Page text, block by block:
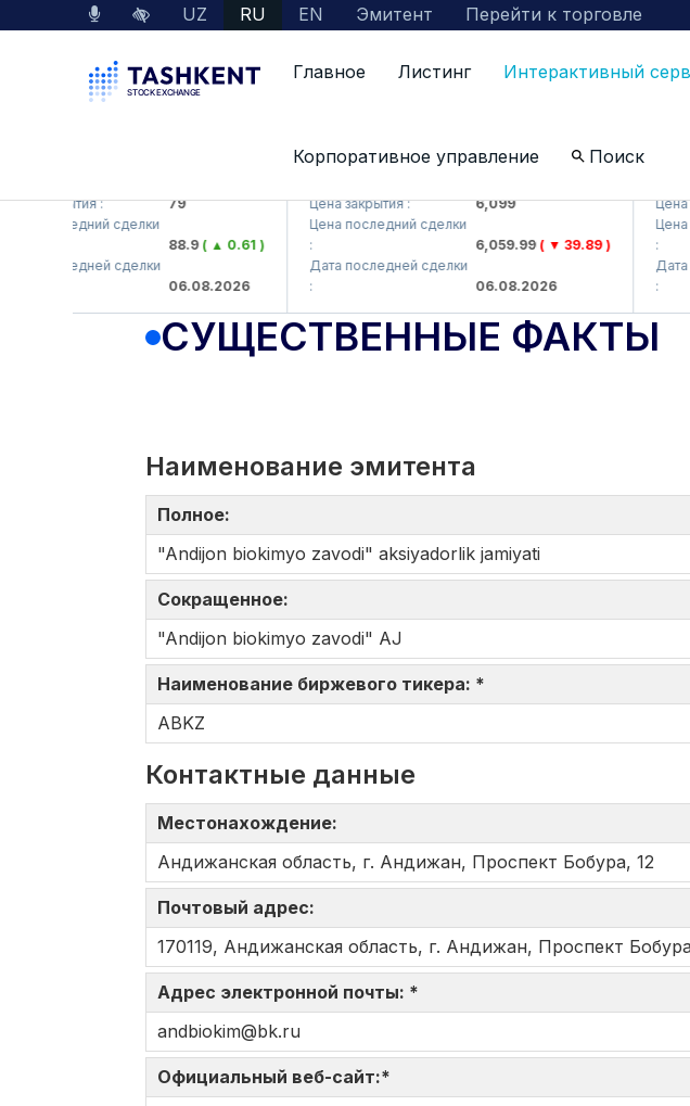
UZ RU EN Эмитент Перейти к торговле
Главное Листинг Интерактивный
Корпоративное управление Поиск
закрытия :
79
последний сделки
88.9( ▲ 0.61 )
последней сделки
06.08.2026
Цена закрытия :
6,099
Цена последний сделки
6,059.99( ▼ 39.89 )
Дата последней сделки
06.08.2026
Цена
Цена
Дата
СУЩЕСТВЕННЫЕ ФАКТЫ
Наименование эмитента
Полное:
"Andijon biokimyo zavodi" aksiyadorlik jamiyati
Сокращенное:
"Andijon biokimyo zavodi" AJ
Наименование биржевого тикера: *
ABKZ
Контактные данные
Местонахождение:
Андижанская область, г. Андижан, Проспект Бобура, 12
Почтовый адрес:
170119, Андижанская область, г. Андижан, Проспект
Адрес электронной почты: *
andbiokim@bk.ru
Официальный веб-сайт:*